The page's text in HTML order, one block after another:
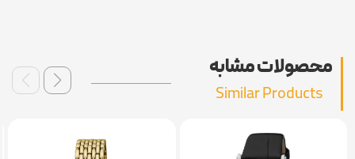
محصولات مشابه
Similar Products